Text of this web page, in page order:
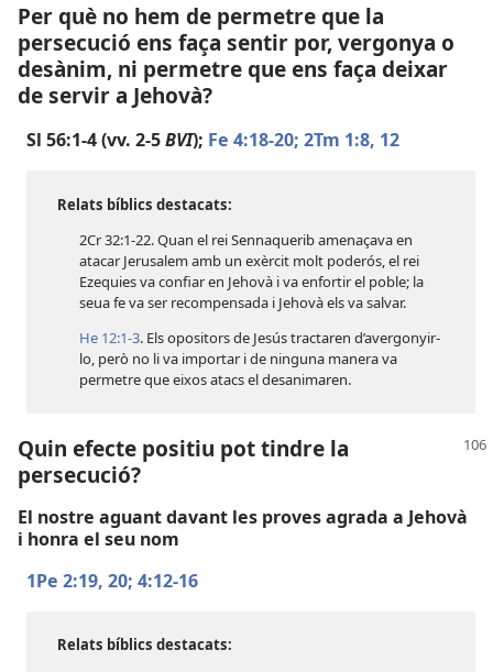
Per què no hem de permetre que la
persecució ens faça sentir por, vergonya o
desànim, ni permetre que ens faça deixar
de servir a Jehovà?
Sl 56:1-4(vv. 2-5BVI); Fe 4:18-20; 2Tm 1:8, 12
Relats bíblics destacats:
2Cr 32:1-22. Quan el rei Sennaquerib amenaçava en
atacar Jerusalem amb un exèrcit molt poderós, el rei
Ezequies va confiar en Jehovà i va enfortir el poble; la
seua fe va ser recompensada i Jehovà els va salvar.
He 12:1-3. Els opositors de Jesús tractaren d’avergonyir-
lo, però no li va importar i de ninguna manera va
permetre que eixos atacs el desanimaren.
Quin efecte positiu pot tindre la
persecució?
El nostre aguant davant les proves agrada a Jehovà
i honra el seu nom
1Pe 2:19, 20; 4:12-16
Relats bíblics destacats: